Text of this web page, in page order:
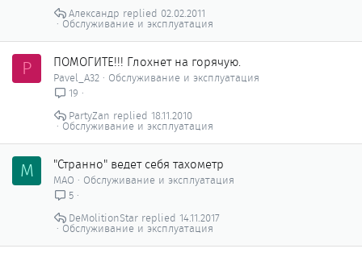
Обслуживание и эксплуатация
02.02.2011
Александр
P ПОМОГИТЕ!!! Глохнет на горячую.
Pavel_A32
Обслуживание и эксплуатация
19
Обслуживание и эксплуатация
18.11.2010
PartyZan
M "Странно" ведет себя тахометр
MAO
Обслуживание и эксплуатация
5
Обслуживание и эксплуатация
14.11.2017
DeMolitionStar